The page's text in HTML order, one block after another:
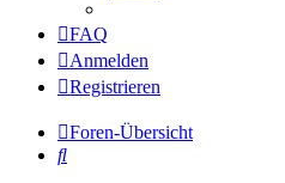
FAQ
Anmelden
Registrieren
Foren-Übersicht
Suche